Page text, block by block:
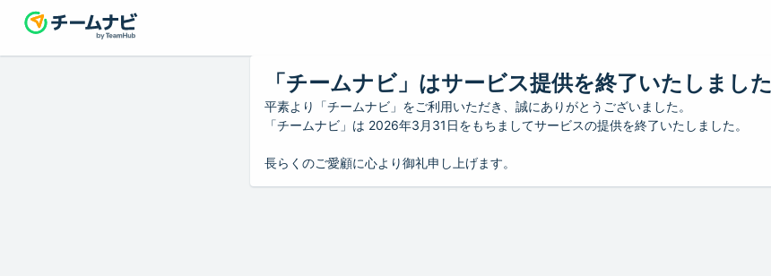
「チームナビ」はサービス提供を終了いたしました
平素より「チームナビ」をご利用いただき、誠にありがとうございました。
「チームナビ」は 2026年3月31日をもちましてサービスの提供を終了いたしました。
長らくのご愛顧に心より御礼申し上げます。